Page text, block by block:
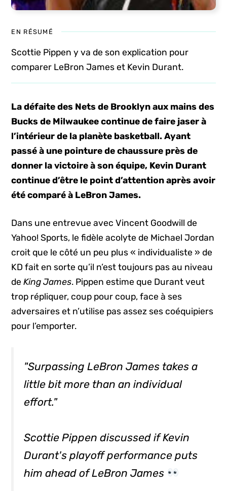
EN RÉSUMÉ
Scottie Pippen y va de son explication pour
comparer LeBron James et Kevin Durant.
La défaite des Nets de Brooklyn aux mains des
Bucks de Milwaukee continue de faire jaser à
l’intérieur de la planète basketball. Ayant
passé à une pointure de chaussure près de
donner la victoire à son équipe, Kevin Durant
continue d’être le point d’attention après avoir
été comparé à LeBron James.
Dans une entrevue avec Vincent Goodwill de
Yahoo! Sports, le fidèle acolyte de Michael Jordan
croit que le côté un peu plus « individualiste » de
KD fait en sorte qu’il n’est toujours pas au niveau
deKing James. Pippen estime que Durant veut
trop répliquer, coup pour coup, face à ses
adversaires et n’utilise pas assez ses coéquipiers
pour l’emporter.
"Surpassing LeBron James takes a
little bit more than an individual
effort."
Scottie Pippen discussed if Kevin
Durant's playoff performance puts
him ahead of LeBron James